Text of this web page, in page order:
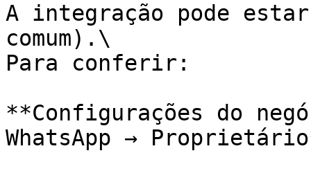
A integração pode
comum).\
Para conferir:
**Configurações do
WhatsApp →